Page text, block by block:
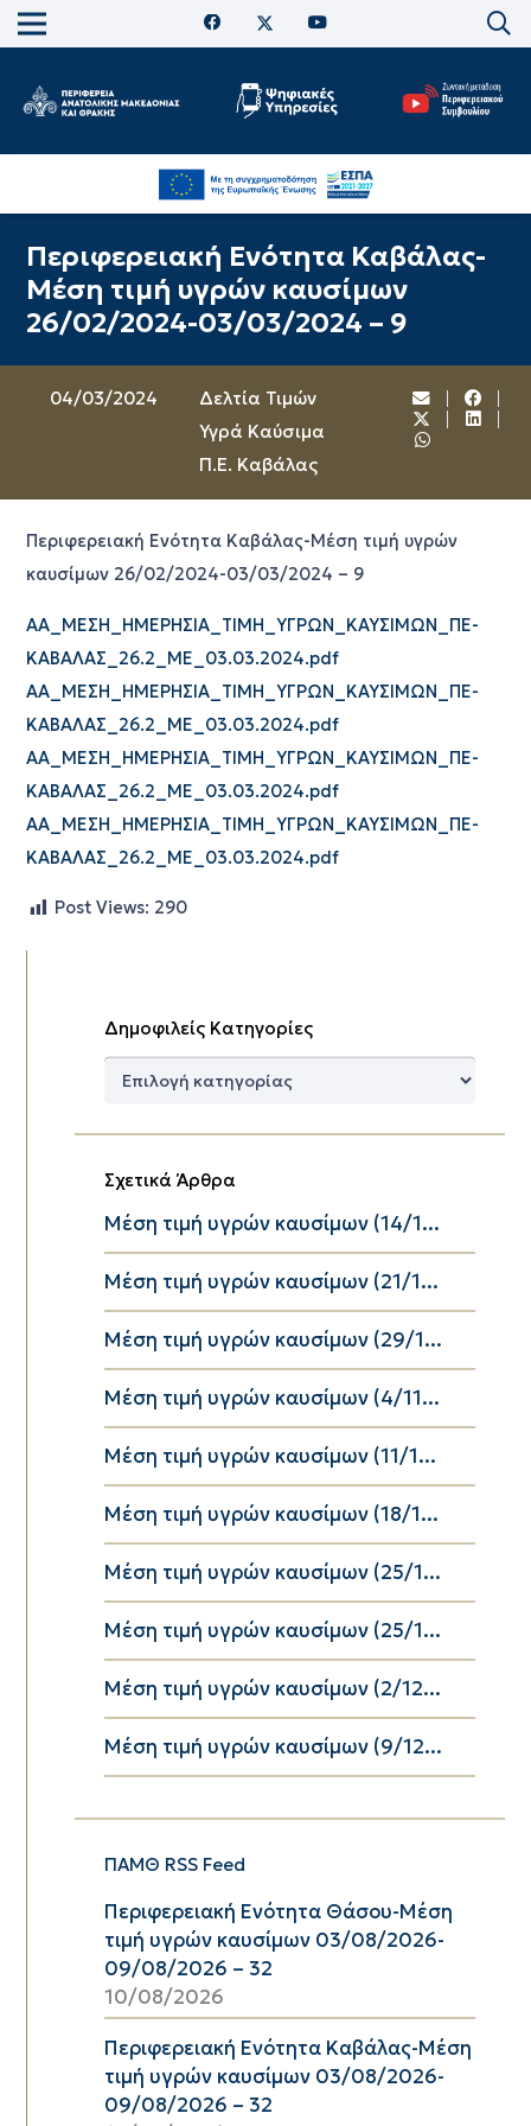
Περιφερειακή Ενότητα Καβάλας-
Μέση τιμή υγρών καυσίμων
26/02/2024-03/03/2024 – 9
04/03/2024
Δελτία Τιμών
Υγρά Καύσιμα
Π.Ε. Καβάλας
Περιφερειακή Ενότητα Καβάλας-Μέση τιμή υγρών
καυσίμων 26/02/2024-03/03/2024 – 9
ΑΑ_ΜΕΣΗ_ΗΜΕΡΗΣΙΑ_ΤΙΜΗ_ΥΓΡΩΝ_ΚΑΥΣΙΜΩΝ_ΠΕ-
ΚΑΒΑΛΑΣ_26.2_ΜΕ_03.03.2024.pdf
ΑΑ_ΜΕΣΗ_ΗΜΕΡΗΣΙΑ_ΤΙΜΗ_ΥΓΡΩΝ_ΚΑΥΣΙΜΩΝ_ΠΕ-
ΚΑΒΑΛΑΣ_26.2_ΜΕ_03.03.2024.pdf
ΑΑ_ΜΕΣΗ_ΗΜΕΡΗΣΙΑ_ΤΙΜΗ_ΥΓΡΩΝ_ΚΑΥΣΙΜΩΝ_ΠΕ-
ΚΑΒΑΛΑΣ_26.2_ΜΕ_03.03.2024.pdf
ΑΑ_ΜΕΣΗ_ΗΜΕΡΗΣΙΑ_ΤΙΜΗ_ΥΓΡΩΝ_ΚΑΥΣΙΜΩΝ_ΠΕ-
ΚΑΒΑΛΑΣ_26.2_ΜΕ_03.03.2024.pdf
Post Views: 290
Δημοφιλείς Κατηγορίες
Δημοφιλείς
Σχετικά Άρθρα
Μέση τιμή υγρών καυσίμων (14/1...
Μέση τιμή υγρών καυσίμων (21/1...
Μέση τιμή υγρών καυσίμων (29/1...
Μέση τιμή υγρών καυσίμων (4/11...
Μέση τιμή υγρών καυσίμων (11/1...
Μέση τιμή υγρών καυσίμων (18/1...
Μέση τιμή υγρών καυσίμων (25/1...
Μέση τιμή υγρών καυσίμων (25/1...
Μέση τιμή υγρών καυσίμων (2/12...
Μέση τιμή υγρών καυσίμων (9/12...
ΠΑΜΘ RSS Feed
Περιφερειακή Ενότητα Θάσου-Μέση
τιμή υγρών καυσίμων 03/08/2026-
09/08/2026 – 32
10/08/2026
Περιφερειακή Ενότητα Καβάλας-Μέση
τιμή υγρών καυσίμων 03/08/2026-
09/08/2026 – 32